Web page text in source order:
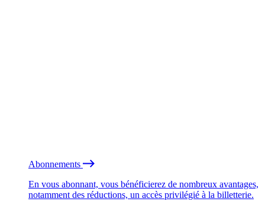
Abonnements
En vous abonnant, vous bénéficierez de nombreux avantages,
notamment des réductions, un accès privilégié à la billetterie.